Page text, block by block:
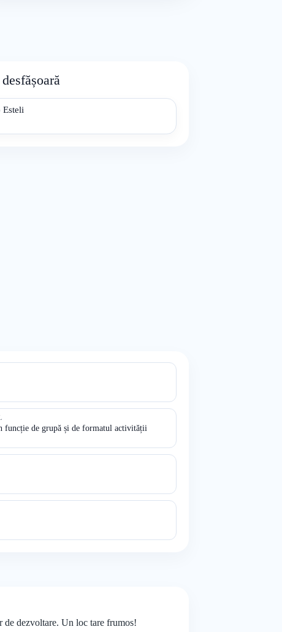
Esteli
funcție de grupă și de formatul activității
dezvoltare. Un loc tare frumos!